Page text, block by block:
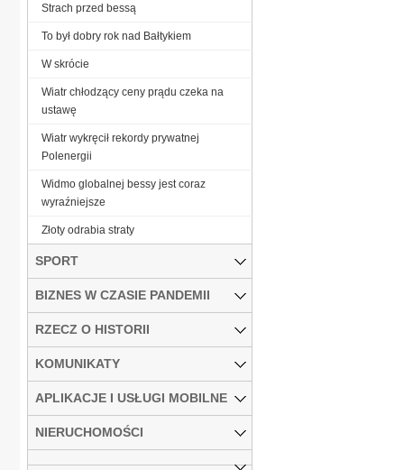
Strach przed bessą
To był dobry rok nad Bałtykiem
W skrócie
Wiatr chłodzący ceny prądu czeka na
ustawę
Wiatr wykręcił rekordy prywatnej
Polenergii
Widmo globalnej bessy jest coraz
wyraźniejsze
Złoty odrabia straty
SPORT
BIZNES W CZASIE PANDEMII
RZECZ O HISTORII
KOMUNIKATY
APLIKACJE I USŁUGI MOBILNE
NIERUCHOMOŚCI